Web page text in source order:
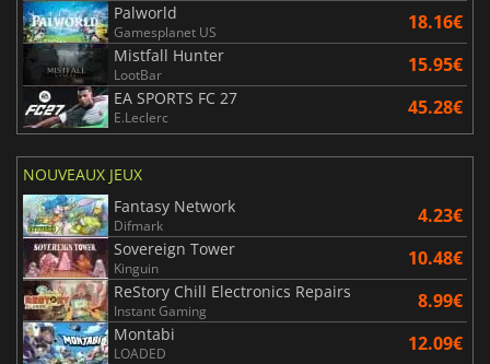
Palworld
Gamesplanet US 18.16€
Mistfall Hunter
LootBar 15.95€
EA SPORTS FC 27
E.Leclerc 45.28€
NOUVEAUX JEUX
Fantasy Network
Difmark 4.23€
Sovereign Tower
Kinguin 10.48€
ReStory Chill Electronics Repairs
Instant Gaming 8.99€
Montabi
LOADED 12.09€